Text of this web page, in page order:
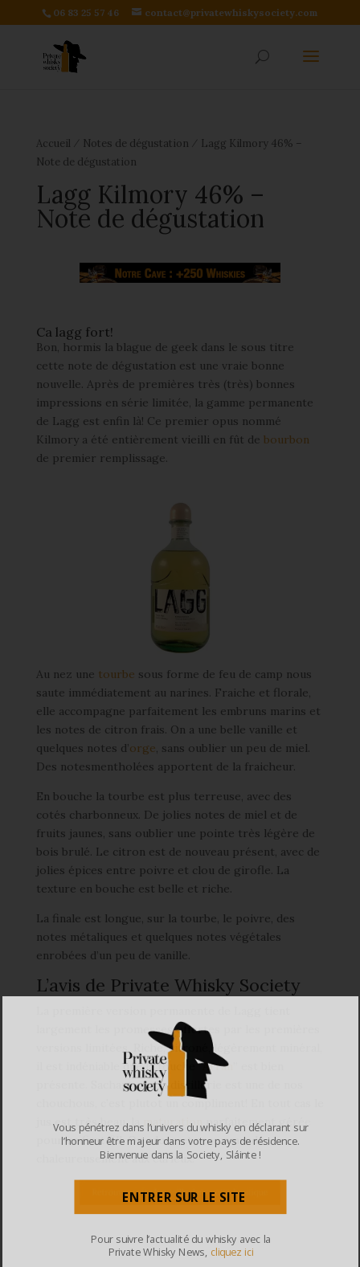
06 83 25 57 46 contact@privatewhiskysociety.com
Accueil Notes de dégustation
Lagg Kilmory 46% –
Note de dégustation
Lagg Kilmory 46% –
Note de dégustation
Ca lagg fort!
Bon, hormis la blague de geek dans le sous titre
cette note de dégustation est une vraie bonne
nouvelle. Après de premières très (très) bonnes
impressions en série limitée, la gamme permanente
de Lagg est enfin là! Ce premier opus nommé
Kilmory a été entièrement vieilli en fût de bourbon
de premier remplissage.
Au nez une tourbe sous forme de feu de camp nous
saute immédiatement au narines. Fraiche et florale,
elle accompagne parfaitement les embruns marins et
les notes de citron frais. On a une belle vanille et
quelques notes d’orge, sans oublier un peu de miel.
Des notesmentholées apportent de la fraicheur.
En bouche la tourbe est plus terreuse, avec des
cotés charbonneux. De jolies notes de miel et de
fruits jaunes, sans oublier une pointe très légère de
bois brulé. Le citron est de nouveau présent, avec de
jolies épices entre poivre et clou de girofle. La
texture en bouche est belle et riche.
La finale est longue, sur la tourbe, le poivre, des
notes métaliques et quelques notes végétales
enrobées d’un peu de vanille.
L’avis de Private Whisky Society
largement les promesses offertes par les premières
versions limitées. Riche, citroné, légèrement minéral,
il est indéniable que la touche “Arran
présente. Sachant que la distillerie est une de nos
chouchous, c’est plutot un compliment! En tout cas le
jus est très beau, la
maturation
parfaitement gérée
pour un first fill. On adore et recommande
chaleureusement aux curieux.
Vous pénétrez dans l’univers du whisky en déclarant sur
l’honneur être majeur dans votre pays de résidence.
Bienvenue dans la Society, Sláinte !
ENTRER SUR LE SITE
Pour suivre l’actualité du whisky avec la
Private Whisky News, cliquez ici